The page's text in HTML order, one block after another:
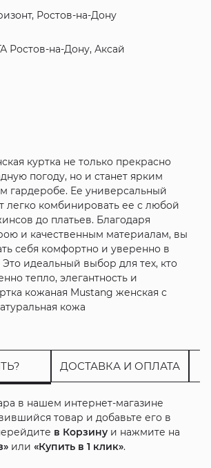
Ростов-на-Дону
Ростов-на-Дону, Аксай
куртка не только прекрасно
погоду, но и станет ярким
гардеробе. Ее универсальный
легко комбинировать ее с любой
до платьев. Благодаря
и качественным материалам, вы
себя комфортно и уверенно в
идеальный выбор для тех, кто
тепло, элегантность и
кожаная Mustang женская с
кожа
ДОСТАВКА И ОПЛАТА
в нашем интернет-магазине
товар и добавьте его в
в Корзинуи нажмите на
или «Купить в 1 клик».